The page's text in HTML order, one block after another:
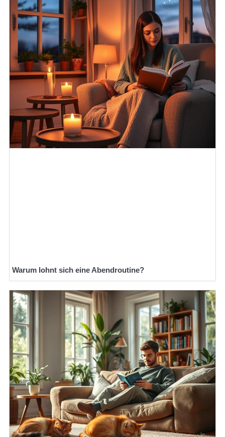
Warum lohnt sich eine Abendroutine?